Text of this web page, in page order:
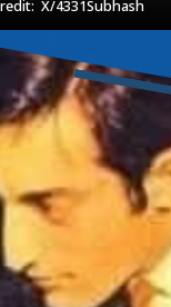
X/4331Subhash